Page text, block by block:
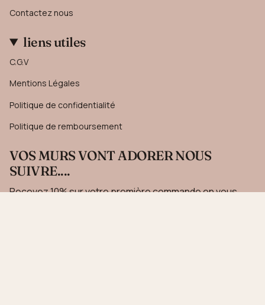
Contactez nous
liens utiles
C.G.V
Mentions Légales
Politique de confidentialité
Politique de remboursement
VOS MURS VONT ADORER NOUS
SUIVRE....
Recevez 10% sur votre première commande en vous